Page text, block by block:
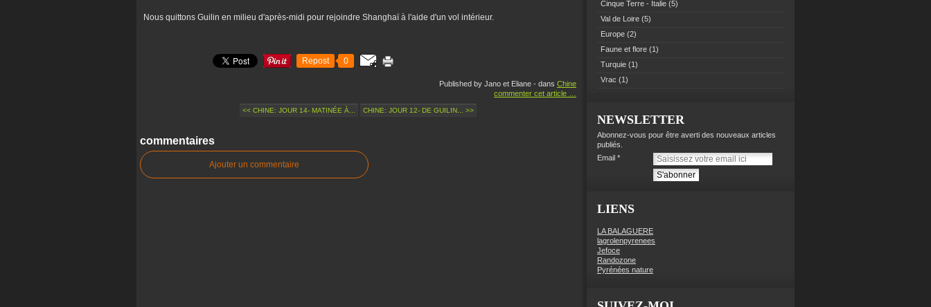
Nous quittons Guilin en milieu d'après-midi pour rejoindre Shanghaï à l'aide d'un vol intérieur.
Repost 0
Published by Jano et Eliane - dans Chine
commenter cet article
<< CHINE: JOUR 14- MATINÉE À... CHINE: JOUR 12- DE GUILIN... >>
commentaires
Ajouter un commentaire
Cinque Terre - Italie (5)
Val de Loire (5)
Europe (2)
Faune et flore (1)
Turquie (1)
Vrac (1)
NEWSLETTER
Abonnez-vous pour être averti des nouveaux articles
publiés.
Email
LIENS
LA BALAGUERE
lagrolenpyrenees
Jefoce
Randozone
Pyrénées nature